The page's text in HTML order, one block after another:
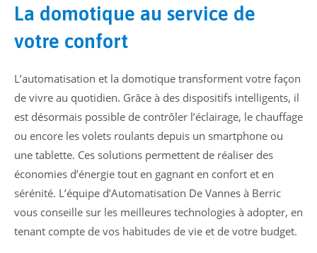
La domotique au service de
votre confort
L’automatisation et la domotique transforment votre façon
de vivre au quotidien. Grâce à des dispositifs intelligents, il
est désormais possible de contrôler l’éclairage, le chauffage
ou encore les volets roulants depuis un smartphone ou
une tablette. Ces solutions permettent de réaliser des
économies d’énergie tout en gagnant en confort et en
sérénité. L’équipe d’Automatisation De Vannes à Berric
vous conseille sur les meilleures technologies à adopter, en
tenant compte de vos habitudes de vie et de votre budget.